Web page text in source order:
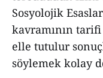
Sosyolojik
kavramının
elle tutulur
söylemek kolay